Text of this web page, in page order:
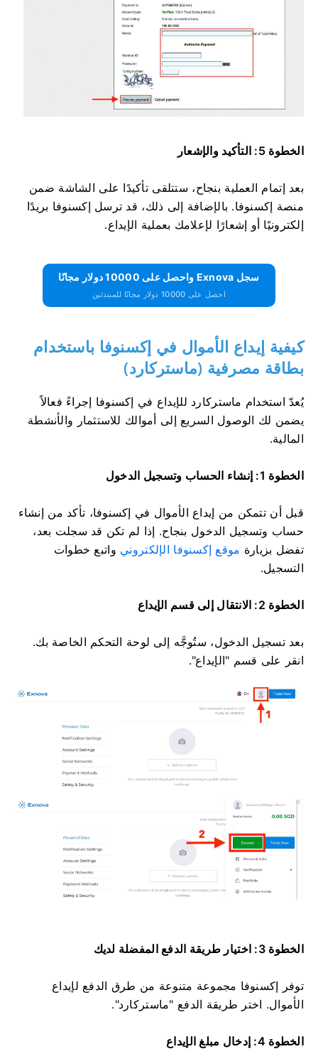
الخطوة 5: التأكيد والإشعار
بعد إتمام العملية بنجاح، ستتلقى تأكيدًا على الشاشة ضمن
منصة إكسنوفا. بالإضافة إلى ذلك، قد ترسل إكسنوفا بريدًا
إلكترونيًا أو إشعارًا لإعلامك بعملية الإيداع.
سجل Exnova واحصل على 10000 دولار مجانًا
احصل على 10000 دولار مجانًا للمبتدئين
كيفية إيداع الأموال في إكسنوفا باستخدام
بطاقة مصرفية (ماستركارد)
يُعدّ استخدام ماستركارد للإيداع في إكسنوفا إجراءً فعالاً
يضمن لك الوصول السريع إلى أموالك للاستثمار والأنشطة
المالية.
الخطوة 1: إنشاء الحساب وتسجيل الدخول
قبل أن تتمكن من إيداع الأموال في إكسنوفا، تأكد من إنشاء
حساب وتسجيل الدخول بنجاح. إذا لم تكن قد سجلت بعد،
تفضل بزيارة موقع إكسنوفا الإلكتروني واتبع خطوات
التسجيل.
الخطوة 2: الانتقال إلى قسم الإيداع
بعد تسجيل الدخول، ستُوجَّه إلى لوحة التحكم الخاصة بك.
انقر على قسم "الإيداع".
الخطوة 3: اختيار طريقة الدفع المفضلة لديك
توفر إكسنوفا مجموعة متنوعة من طرق الدفع لإيداع
الأموال. اختر طريقة الدفع "ماستركارد".
الخطوة 4: إدخال مبلغ الإيداع